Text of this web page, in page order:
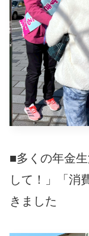
■多くの年金
して！」「消
きました